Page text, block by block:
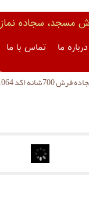
مسجد، سجاده نماز
درباره ما تماس با ما
فرش 700شانه (کد 1064)